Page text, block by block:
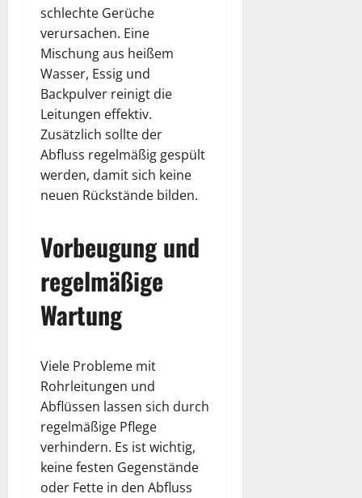
schlechte Gerüche
verursachen. Eine
Mischung aus heißem
Wasser, Essig und
Backpulver reinigt die
Leitungen effektiv.
Zusätzlich sollte der
Abfluss regelmäßig gespült
werden, damit sich keine
neuen Rückstände bilden.
Vorbeugung und
regelmäßige
Wartung
Viele Probleme mit
Rohrleitungen und
Abflüssen lassen sich durch
regelmäßige Pflege
verhindern. Es ist wichtig,
keine festen Gegenstände
oder Fette in den Abfluss